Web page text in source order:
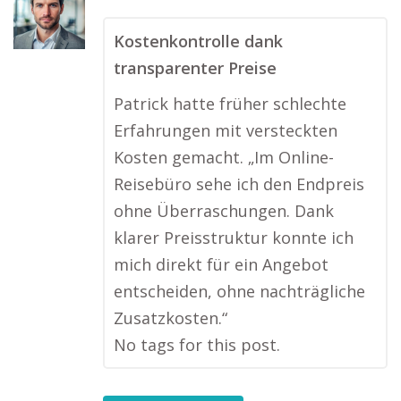
Kostenkontrolle dank
transparenter Preise
Patrick hatte früher schlechte
Erfahrungen mit versteckten
Kosten gemacht. „Im Online-
Reisebüro sehe ich den Endpreis
ohne Überraschungen. Dank
klarer Preisstruktur konnte ich
mich direkt für ein Angebot
entscheiden, ohne nachträgliche
Zusatzkosten.“
No tags for this post.